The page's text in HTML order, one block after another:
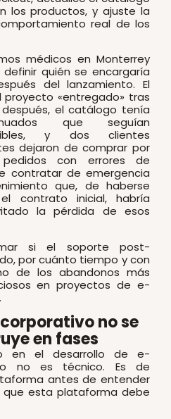
los productos, y ajuste la
real de los
médicos en Monterrey
quién se encargaría
del lanzamiento. El
proyecto «entregado» tras
el catálogo tenía
que seguían
y dos clientes
dejaron de comprar por
con errores de
contratar de emergencia
que, de haberse
contrato inicial, habría
la pérdida de esos
si el soporte post-
por cuánto tiempo y con
de los abandonos más
en proyectos de e-
no se
en fases
en el desarrollo de e-
no es técnico. Es de
antes de entender
esta plataforma debe